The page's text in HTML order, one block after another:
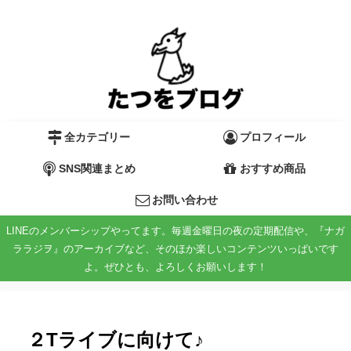
全カテゴリー プロフィール
SNS関連まとめ おすすめ商品
お問い合わせ
LINEのメンバーシップやってます。毎週金曜日の夜の定期配信や、『ナガ
ララジヲ』のアーカイブなど、そのほか楽しいコンテンツいっぱいです
よ。ぜひとも、よろしくお願いします！
２Tライブに向けて♪